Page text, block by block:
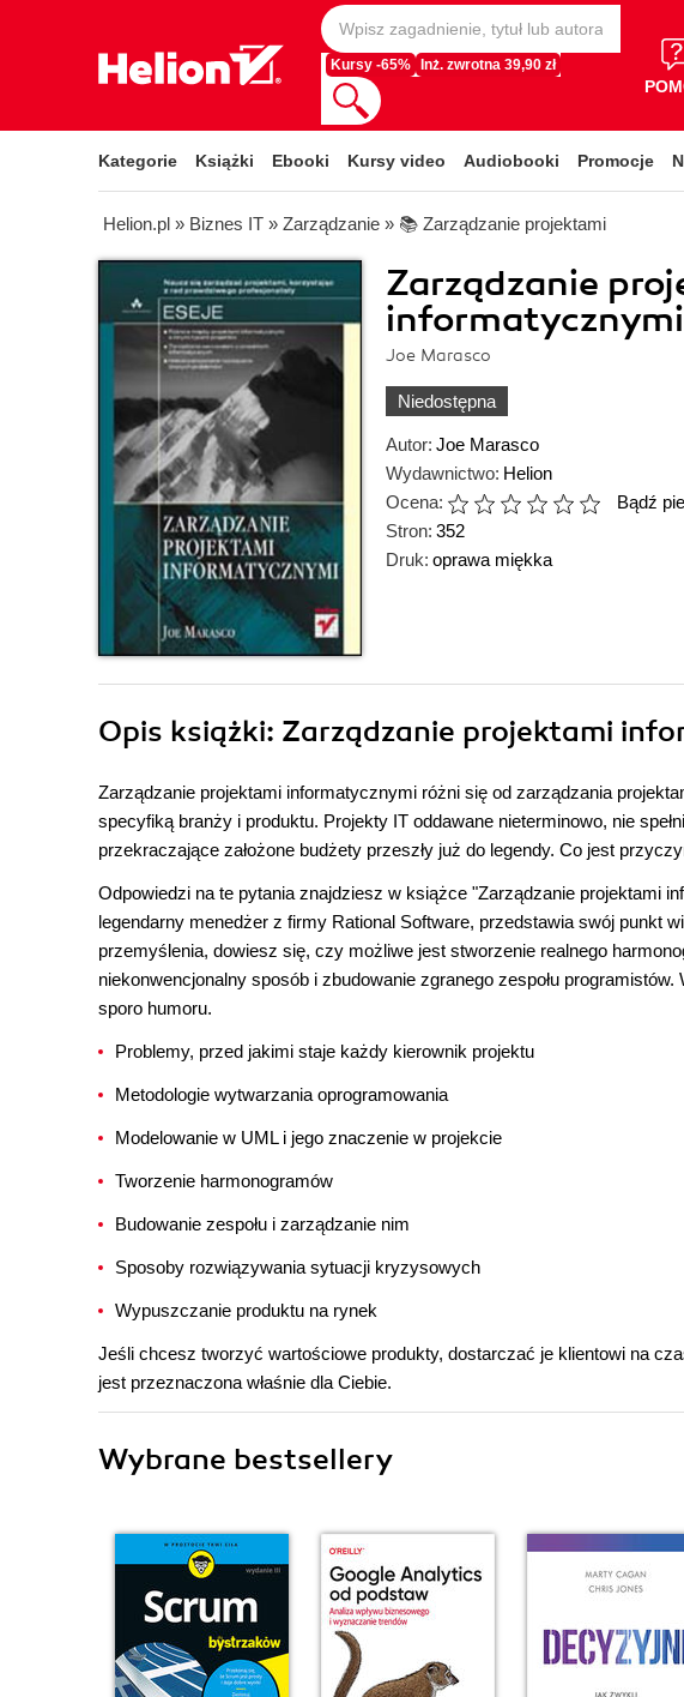
Kursy -65% Inż. zwrotna 39,90 zł
Kategorie Książki Ebooki Kursy video Audiobooki Promocje
Helion.pl » Biznes IT » Zarządzanie » 📚 Zarządzanie projektami
Zarządzanie
Joe Marasco
Niedostępna
Autor: Joe Marasco
Wydawnictwo: Helion
Ocena:
Bądź
Stron: 352
Druk: oprawa miękka
Opis książki: Zarządzanie projektami
Zarządzanie projektami informatycznymi różni się od zarządzania
specyfiką branży i produktu. Projekty IT oddawane nieterminowo, nie
przekraczające założone budżety przeszły już do legendy. Co jest
Odpowiedzi na te pytania znajdziesz w książce "Zarządzanie projektami
legendarny menedżer z firmy Rational Software, przedstawia swój punkt
przemyślenia, dowiesz się, czy możliwe jest stworzenie realnego
niekonwencjonalny sposób i zbudowanie zgranego zespołu
sporo humoru.
Problemy, przed jakimi staje każdy kierownik projektu
Metodologie wytwarzania oprogramowania
Modelowanie w UML i jego znaczenie w projekcie
Tworzenie harmonogramów
Budowanie zespołu i zarządzanie nim
Sposoby rozwiązywania sytuacji kryzysowych
Wypuszczanie produktu na rynek
Jeśli chcesz tworzyć wartościowe produkty, dostarczać je klientowi na
jest przeznaczona właśnie dla Ciebie.
Wybrane bestsellery